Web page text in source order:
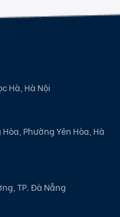
Hà, Hà Nội
Phường Yên Hòa, Hà
TP. Đà Nẵng